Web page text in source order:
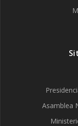
Asamblea